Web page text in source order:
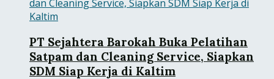
PT Sejahtera Barokah Buka Pelatihan
Satpam dan Cleaning Service, Siapkan
SDM Siap Kerja di Kaltim